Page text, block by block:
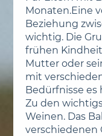
Monaten.Eine
Beziehung
wichtig. Die
frühen
Mutter oder
mit
Bedürfnisse es
Zu den
Weinen. Das
verschiedenen